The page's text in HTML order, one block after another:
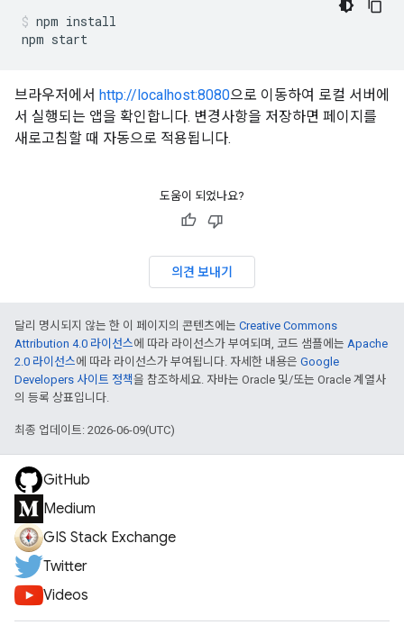
npm install
브라우저에서 http://localhost:8080으로 이동하여 로컬 서버에
서 실행되는 앱을 확인합니다. 변경사항을 저장하면 페이지를
새로고침할 때 자동으로 적용됩니다.
도움이 되었나요?
의견 보내기
달리 명시되지 않는 한 이 페이지의 콘텐츠에는 Creative Commons
Attribution 4.0 라이선스에 따라 라이선스가 부여되며, 코드 샘플에는 Apache
2.0 라이선스에 따라 라이선스가 부여됩니다. 자세한 내용은 Google
Developers 사이트 정책을 참조하세요. 자바는 Oracle 및/또는 Oracle 계열사
의 등록 상표입니다.
최종 업데이트: 2026-06-09(UTC)
GitHub
Medium
GIS Stack Exchange
Twitter
Videos